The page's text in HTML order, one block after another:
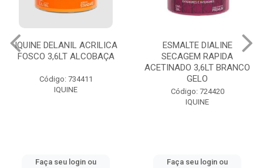
IQUINE DELANIL ACRILICA
FOSCO 3,6LT ALCOBAÇA
Código: 734411
IQUINE
Faça seu login ou
ESMALTE DIALINE
SECAGEM RAPIDA
ACETINADO 3,6LT BRANCO
GELO
Código: 724420
IQUINE
Faça seu login ou